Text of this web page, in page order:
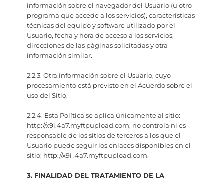
información sobre el navegador del Usuario (u otro
programa que accede a los servicios), características
técnicas del equipo y software utilizado por el
Usuario, fecha y hora de acceso a los servicios,
direcciones de las páginas solicitadas y otra
información similar.
2.2.3. Otra información sobre el Usuario, cuyo
procesamiento está previsto en el Acuerdo sobre el
uso del Sitio.
2.2.4. Esta Política se aplica únicamente al sitio:
http://x9i.4a7.myftpupload.com, no controla ni es
responsable de los sitios de terceros a los que el
Usuario puede seguir los enlaces disponibles en el
sitio: http://x9i .4a7.myftpupload.com.
3. FINALIDAD DEL TRATAMIENTO DE LA